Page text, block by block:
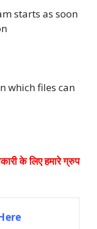
starts as soon
which files can
के लिए हमारे ग्रुप